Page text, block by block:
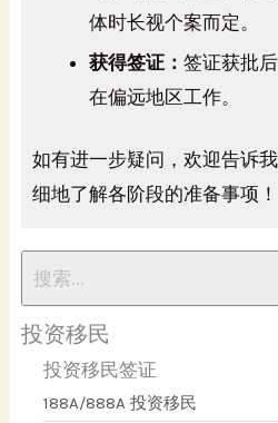
体时长视个案而定。
获得签证：签证获批
在偏远地区工作。
如有进一步疑问，欢迎告诉
细地了解各阶段的准备事项！
投资移民
投资移民签证
188A/888A 投资移民